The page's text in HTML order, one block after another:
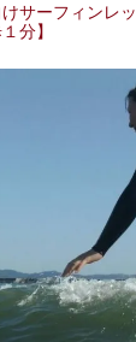
泉としての「絶景
本館）」と、旅館
（以下、龍宮殿）
！
、九頭龍神社、白
まれたパワースポ
社西武・プリンス
芦ノ湖畔蛸川温
けサーフィンレ
分】